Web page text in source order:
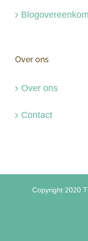
Over ons
Over ons
Contact
Copyright 2020